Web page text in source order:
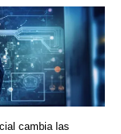
cambia las